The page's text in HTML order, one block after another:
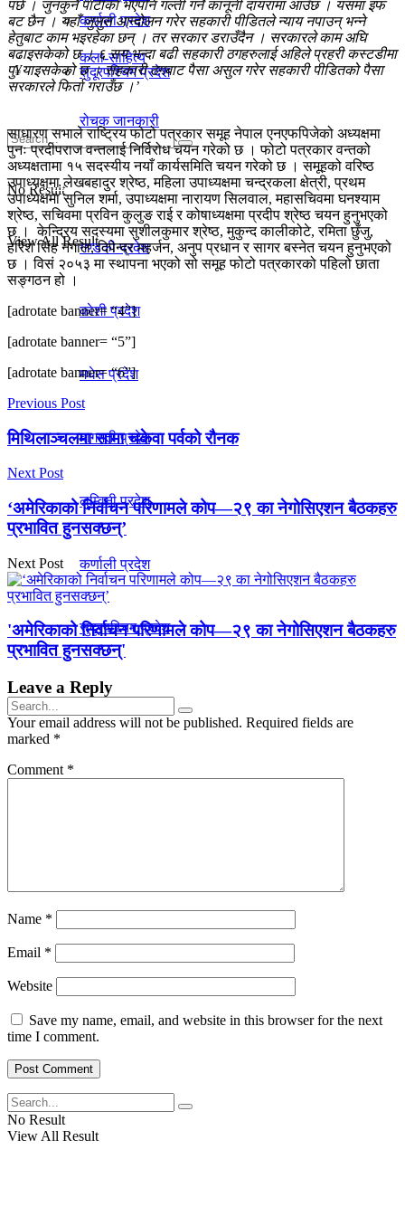
कर्णाली प्रदेश
सुदूरपश्चिम प्रदेश
No Result
View All Result
कला-साहित्य
रोचक जानकारी
प्रदेश
गण्डकी प्रदेश
काेशी प्रदेश
मधेस प्रदेश
बागमती प्रदेश
लुम्विनी प्रदेश
कर्णाली प्रदेश
सुदूरपश्चिम प्रदेश
No Result
पर्छ । जुनकुनै पार्टीको भएपनि गल्ती गर्ने कानूनी दायरामा आउँछ । यसमा इफ
बट छैन । यहाँ जुलुस आन्दोलन गरेर सहकारी पीडितले न्याय नपाउन् भन्ने
हेतुबाट काम भइरहेका छन् । तर सरकार डराउँदैन । सरकारले काम अघि
बढाइसकेको छ । ६ सय भन्दा बढी सहकारी ठगहरुलाई अहिले प्रहरी कस्टडीमा
पु¥याइसकेको छ । सहकारी ठगबाट पैसा असुल गरेर सहकारी पीडितको पैसा
सरकारले फिर्ता गराउँछ ।’
साधारण सभाले राष्ट्रिय फोटो पत्रकार समूह नेपाल एनएफपिजेको अध्यक्षमा
पुनः प्रदीपराज वन्तलाई निर्विरोध चयन गरेको छ । फोटो पत्रकार वन्तको
अध्यक्षतामा १५ सदस्यीय नयाँ कार्यसमिति चयन गरेको छ । समूहको वरिष्ठ
उपाध्यक्षमा लेखबहादुर श्रेष्ठ, महिला उपाध्यक्षमा चन्द्रकला क्षेत्री, प्रथम
उपाध्यक्षमा सुनिल शर्मा, उपाध्यक्षमा नारायण सिलवाल, महासचिवमा घनश्याम
श्रेष्ठ, सचिवमा प्रविन कुलुङ राई र कोषाध्यक्षमा प्रदीप श्रेष्ठ चयन हुनुभएको
छ । केन्द्रिय सदस्यमा सुशीलकुमार श्रेष्ठ, मुकुन्द कालीकोटे, रमिता छुँजु,
हरिश सिंह नगाल, दिपेन्द्र महर्जन, अनुप प्रधान र सागर बस्नेत चयन हुनुभएको
छ । विसं २०५३ मा स्थापना भएको सो समूह फोटो पत्रकारको पहिलो छाता
सङ्गठन हो ।
[adrotate banner= “4”]
[adrotate banner= “5”]
[adrotate banner= “6”]
Previous Post
मिथिलाञ्चलमा सामा चकेवा पर्वको रौनक
Next Post
‘अमेरिकाको निर्वाचन परिणामले कोप—२९ का नेगोसिएशन बैठकहरु
प्रभावित हुनसक्छन्’
Next Post
'अमेरिकाको निर्वाचन परिणामले कोप—२९ का नेगोसिएशन बैठकहरु
प्रभावित हुनसक्छन्'
Leave a Reply
Your email address will not be published. Required fields are
marked *
Comment *
Name *
Email *
Website
Save my name, email, and website in this browser for the next
time I comment.
No Result
View All Result